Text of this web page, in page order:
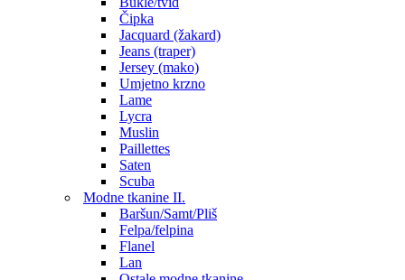
Čipka
Jacquard (žakard)
Jeans (traper)
Jersey (mako)
Umjetno krzno
Lame
Lycra
Muslin
Paillettes
Saten
Scuba
Modne tkanine II.
Baršun/Samt/Pliš
Felpa/felpina
Flanel
Lan